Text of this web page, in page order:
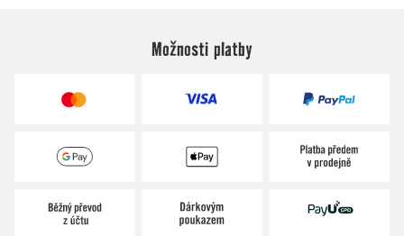
Možnosti platby